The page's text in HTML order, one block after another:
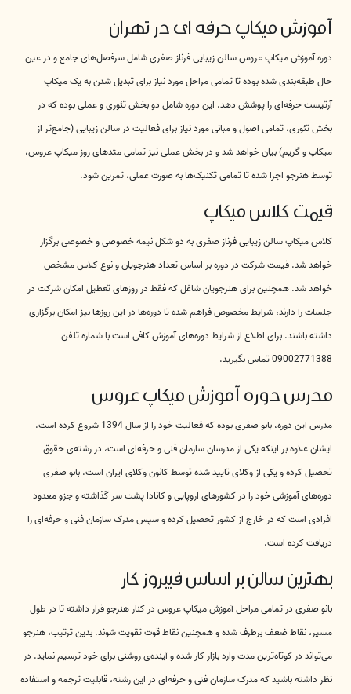
آموزش میکاپ حرفه ای در تهران
دوره آموزش میکاپ عروس سالن زیبایی فرناز صفری شامل سرفصل‌های جامع و در عین
حال طبقه‌بندی شده بوده تا تمامی مراحل مورد نیاز برای تبدیل شدن به یک میکاپ
آرتیست حرفه‌ای را پوشش دهد. این دوره شامل دو بخش تئوری و عملی بوده که در
بخش تئوری، تمامی اصول و مبانی مورد نیاز برای فعالیت در سالن زیبایی (جامع‌تر از
میکاپ و گریم) بیان خواهد شد و در بخش عملی نیز تمامی متدهای روز میکاپ عروس،
توسط هنرجو اجرا شده تا تمامی تکنیک‌ها به صورت عملی، تمرین شود.
قیمت کلاس میکاپ
کلاس میکاپ سالن زیبایی فرناز صفری به دو شکل نیمه خصوصی و خصوصی برگزار
خواهد شد. قیمت شرکت در دوره بر اساس تعداد هنرجویان و نوع کلاس مشخص
خواهد شد. همچنین برای هنرجویان شاغل که فقط در روزهای تعطیل امکان شرکت در
جلسات را دارند، شرایط مخصوص فراهم شده تا دوره‌ها در این روزها نیز امکان برگزاری
داشته باشند. برای اطلاع از شرایط دوره‌های آموزش کافی است با شماره تلفن
09002771388 تماس بگیرید.
مدرس دوره آموزش میکاپ عروس
مدرس این دوره، بانو صفری بوده که فعالیت خود را از سال 1394 شروع کرده است.
ایشان علاوه بر اینکه یکی از مدرسان سازمان فنی و حرفه‌ای است، در رشته‌ی حقوق
تحصیل کرده و یکی از وکلای تایید شده توسط کانون وکلای ایران است. بانو صفری
دوره‌های آموزشی خود را در کشورهای اروپایی و کانادا پشت سر گذاشته و جزو معدود
افرادی است که در خارج از کشور تحصیل کرده و سپس مدرک سازمان فنی و حرفه‌ای را
دریافت کرده است.
بهترین سالن بر اساس فیبروز کار
بانو صفری در تمامی مراحل آموزش میکاپ عروس در کنار هنرجو قرار داشته تا در طول
مسیر، نقاط ضعف برطرف شده و همچنین نقاط قوت تقویت شوند. بدین ترتیب، هنرجو
می‌تواند در کوتاه‌ترین مدت وارد بازار کار شده و آینده‌ی روشنی برای خود ترسیم نماید. در
نظر داشته باشید که مدرک سازمان فنی و حرفه‌ای در این رشته، قابلیت ترجمه و استفاده